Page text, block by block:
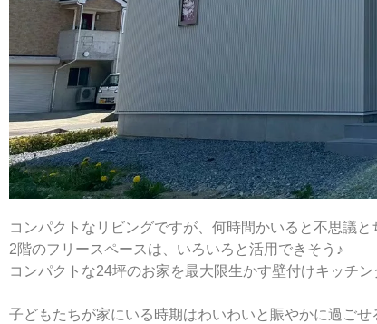
コンパクトなリビングですが、何時間かいると不思議
2階のフリースペースは、いろいろと活用できそう♪
コンパクトな24坪のお家を最大限生かす壁付けキッチン
子どもたちが家にいる時期はわいわいと賑やかに過ごせ